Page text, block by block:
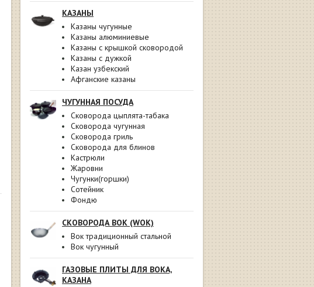
КАЗАНЫ
Казаны чугунные
Казаны алюминиевые
Казаны с крышкой сковородой
Казаны с дужкой
Казан узбекский
Афганские казаны
ЧУГУННАЯ ПОСУДА
Сковорода цыплята-табака
Сковорода чугунная
Сковорода гриль
Сковорода для блинов
Кастрюли
Жаровни
Чугунки(горшки)
Сотейник
Фондю
СКОВОРОДА ВОК (WOK)
Вок традиционный стальной
Вок чугунный
ГАЗОВЫЕ ПЛИТЫ ДЛЯ ВОКА,
КАЗАНА